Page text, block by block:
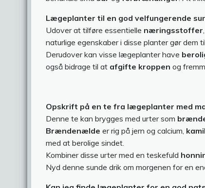
Lægeplanter til en god velfungerende
Udover at tilføre essentielle næringsstoffer
naturlige egenskaber i disse planter gør dem
Derudover kan visse lægeplanter have
også bidrage til at afgifte kroppen og
Opskrift på en te fra lægeplanter med
Denne te kan brygges med urter som
Brændenælde er rig på jern og calcium,
med at berolige sindet.
Kombiner disse urter med en teskefuld
Nyd denne sunde drik om morgenen for en